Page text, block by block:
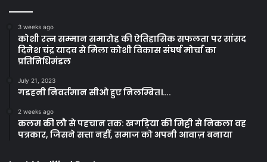
3 weeks ago
कोशी रत्न सम्मान समारोह की ऐतिहासिक सफलता पर सांसद
दिनेश चंद्र यादव से मिला कोशी विकास संघर्ष मोर्चा का
प्रतिनिधिमंडल
July 21, 2023
गडहनी निवर्तमान सीओ हुए निलम्बित।….
2 weeks ago
कलम की लौ से पहचान तक: खगड़िया की मिट्टी से निकला वह
पत्रकार, जिसने सत्ता नहीं, समाज को अपनी आवाज़ बनाया